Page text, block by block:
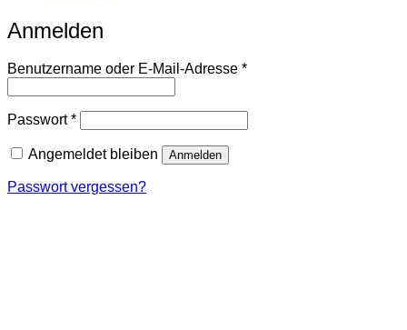
Anmelden
Benutzername oder E-Mail-Adresse *Erforderlich
Passwort*Erforderlich
Angemeldet bleiben Anmelden
Passwort vergessen?